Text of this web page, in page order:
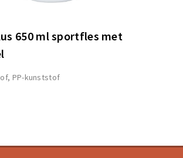
650 ml sportfles met
PP-kunststof